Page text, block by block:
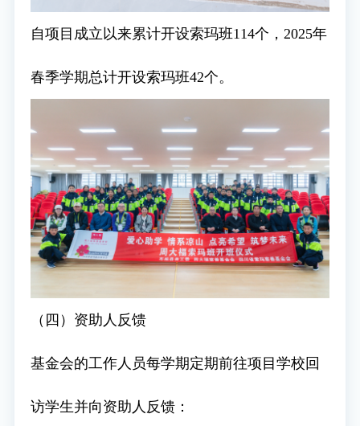
自项目成立以来累计开设索玛班114个，2025年
春季学期总计开设索玛班42个。
（四）资助人反馈
基金会的工作人员每学期定期前往项目学校回
访学生并向资助人反馈：